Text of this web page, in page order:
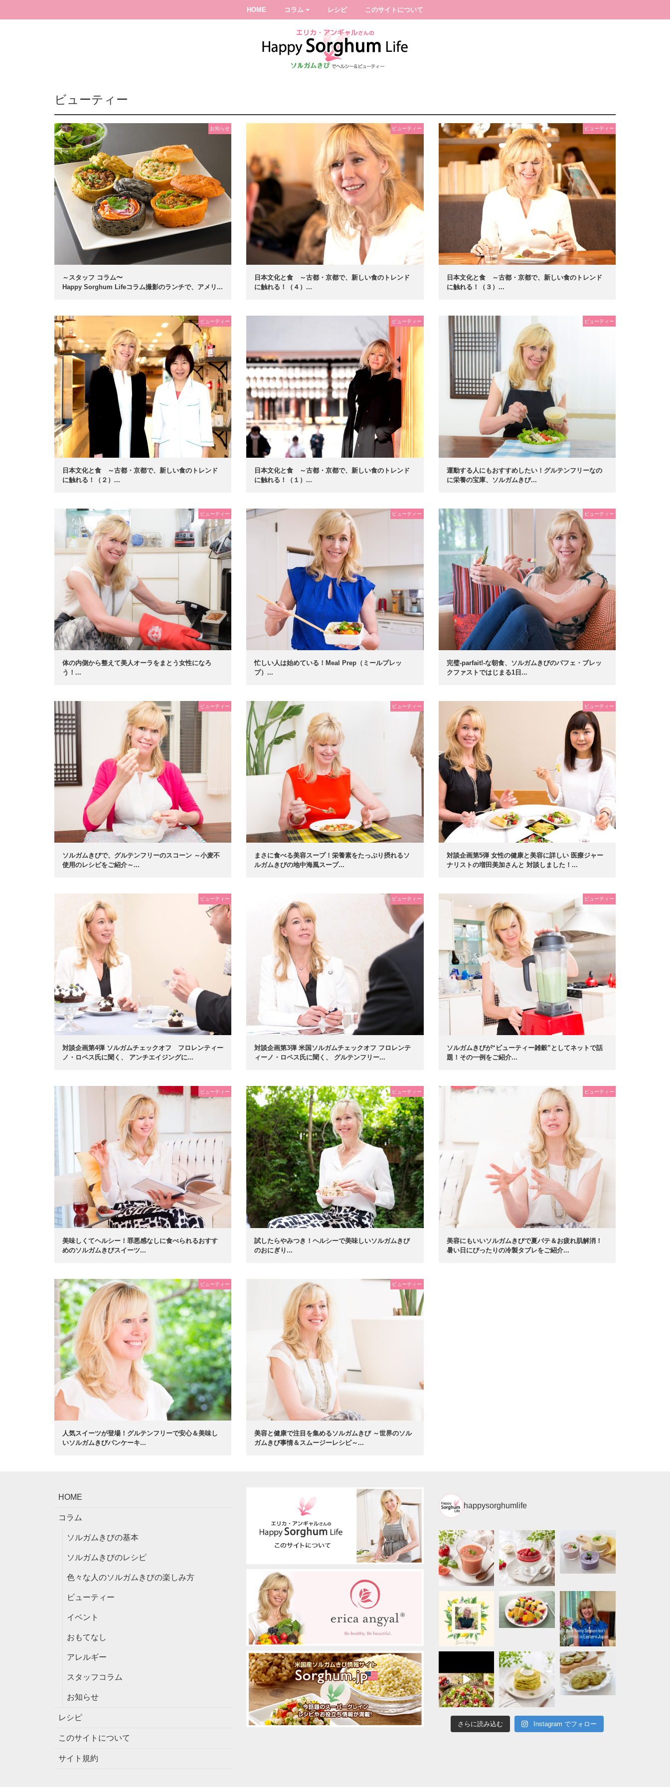
HOME コラム レシピ このサイトについて
ビューティー
お知らせ
～スタッフ コラム〜
Happy Sorghum Lifeコラム撮影のランチで、アメリ...
ビューティー
日本文化と食 ～古都・京都で、新しい食のトレンド
に触れる！（４）...
ビューティー
日本文化と食 ～古都・京都で、新しい食のトレンド
に触れる！（３）...
ビューティー
日本文化と食 ～古都・京都で、新しい食のトレンド
に触れる！（２）...
ビューティー
日本文化と食 ～古都・京都で、新しい食のトレンド
に触れる！（１）...
ビューティー
運動する人にもおすすめしたい！グルテンフリーなの
に栄養の宝庫、ソルガムきび...
ビューティー
体の内側から整えて美人オーラをまとう女性になろ
う！...
ビューティー
忙しい人は始めている！Meal Prep（ミールプレッ
プ）...
ビューティー
完璧-parfait!-な朝食、ソルガムきびのパフェ・ブレッ
クファストではじまる1日...
ビューティー
ソルガムきびで、グルテンフリーのスコーン ～小麦不
使用のレシピをご紹介～...
ビューティー
まさに食べる美容スープ！栄養素をたっぷり摂れるソ
ルガムきびの地中海風スープ...
ビューティー
対談企画第5弾 女性の健康と美容に詳しい 医療ジャー
ナリストの増田美加さんと 対談しました！...
ビューティー
対談企画第4弾 ソルガムチェックオフ フロレンティー
ノ・ロペス氏に聞く、 アンチエイジングに...
ビューティー
対談企画第3弾 米国ソルガムチェックオフ フロレンテ
ィーノ・ロペス氏に聞く、 グルテンフリー...
ビューティー
ソルガムきびが“ビューティー雑穀”としてネットで話
題！その一例をご紹介...
ビューティー
美味しくてヘルシー！罪悪感なしに食べられるおすす
めのソルガムきびスイーツ...
ビューティー
試したらやみつき！ヘルシーで美味しいソルガムきび
のおにぎり...
ビューティー
美容にもいいソルガムきびで夏バテ＆お疲れ肌解消！
暑い日にぴったりの冷製タブレをご紹介...
ビューティー
人気スイーツが登場！グルテンフリーで安心＆美味し
いソルガムきびパンケーキ...
ビューティー
美容と健康で注目を集めるソルガムきび ～世界のソル
ガムきび事情＆スムージーレシピ～...
HOME
コラム
ソルガムきびの基本
ソルガムきびのレシピ
色々な人のソルガムきびの楽しみ方
ビューティー
イベント
おもてなし
アレルギー
スタッフコラム
お知らせ
レシピ
このサイトについて
サイト規約
happysorghumlife
さらに読み込む Instagram でフォロー